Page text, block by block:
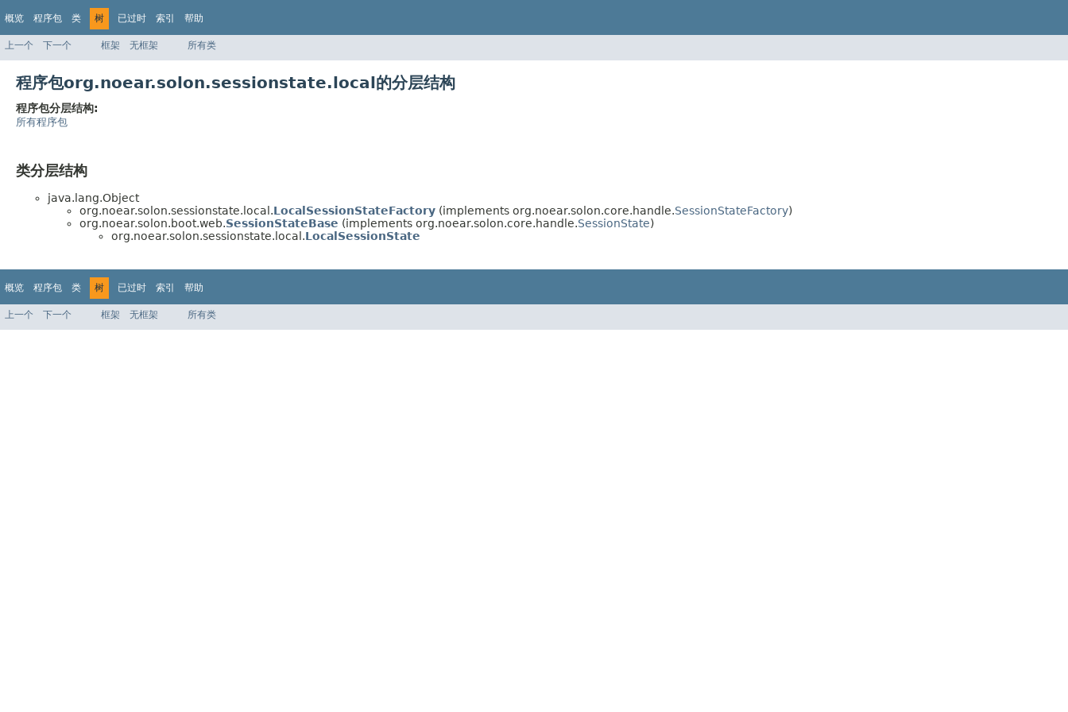
概览 程序包 类 树 已过时 索引 帮助
上一个 下一个 框架 无框架 所有类
程序包org.noear.solon.sessionstate.local的分层结构
程序包分层结构:
所有程序包
类分层结构
java.lang.Object
org.noear.solon.sessionstate.local.LocalSessionStateFactory (implements org.noear.solon.core.handle.SessionStateFactory)
org.noear.solon.boot.web.SessionStateBase (implements org.noear.solon.core.handle.SessionState)
org.noear.solon.sessionstate.local.LocalSessionState
概览 程序包 类 树 已过时 索引 帮助
上一个 下一个 框架 无框架 所有类